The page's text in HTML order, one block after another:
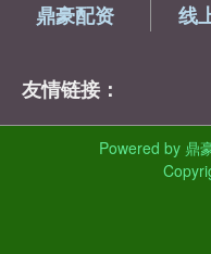
鼎豪配资 线
友情链接：
Powered by 鼎